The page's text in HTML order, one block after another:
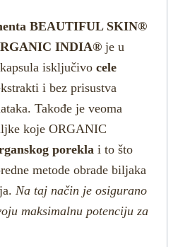
BEAUTIFUL SKIN®
INDIA®je u
isključivo cele
i bez prisustva
Takođe je veoma
koje ORGANIC
poreklai to što
metode obrade biljaka
Na taj način je osigurano
maksimalnu potenciju za